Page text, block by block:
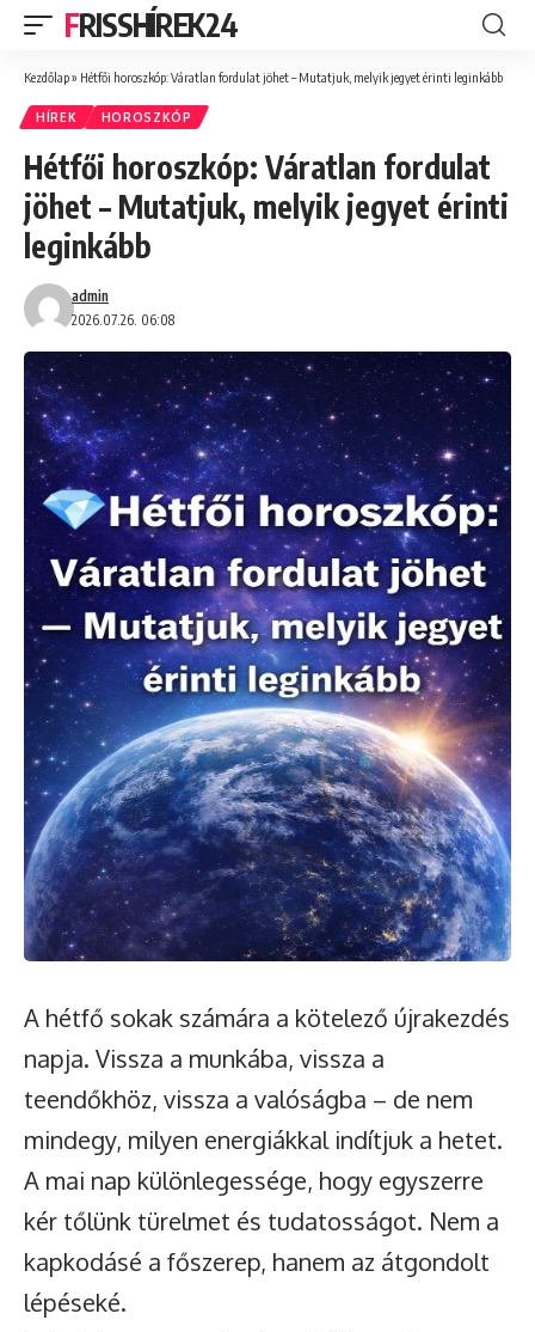
FRISSHÍREK24
Kezdőlap» Hétfői horoszkóp: Váratlan fordulat jöhet – Mutatjuk, melyik jegyet érinti leginkább
HÍREK HOROSZKÓP
Hétfői horoszkóp: Váratlan fordulat
jöhet – Mutatjuk, melyik jegyet érinti
leginkább
2026.07.26. 06:08
admin
A hétfő sokak számára a kötelező újrakezdés
napja. Vissza a munkába, vissza a
teendőkhöz, vissza a valóságba – de nem
mindegy, milyen energiákkal indítjuk a hetet.
A mai nap különlegessége, hogy egyszerre
kér tőlünk türelmet és tudatosságot. Nem a
kapkodásé a főszerep, hanem az átgondolt
lépéseké.